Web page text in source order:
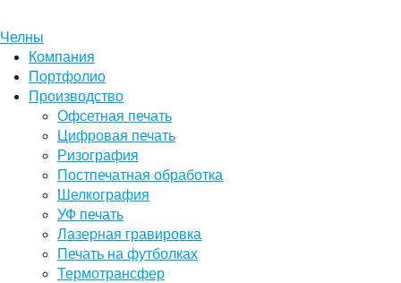
Челны
Компания
Портфолио
Производство
Офсетная печать
Цифровая печать
Ризография
Постпечатная обработка
Шелкография
УФ печать
Лазерная гравировка
Печать на футболках
Термотрансфер